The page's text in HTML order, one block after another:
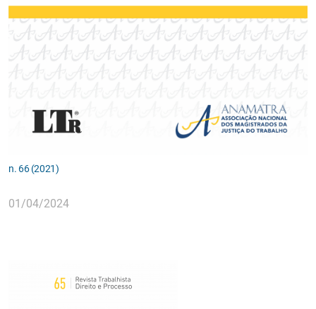
n. 66 (2021)
01/04/2024